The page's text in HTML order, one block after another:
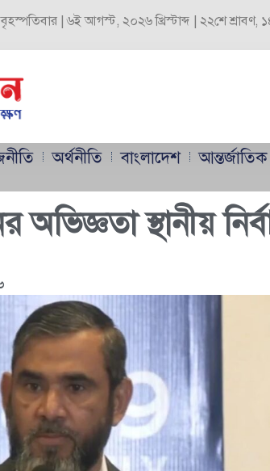
বৃহস্পতিবার | ৬ই আগস্ট, ২০২৬ খ্রিস্টাব্দ | ২২শে
অর্থনীতি বাংলাদেশ আন্তর্জাতিক
অভিজ্ঞতা স্থানীয়